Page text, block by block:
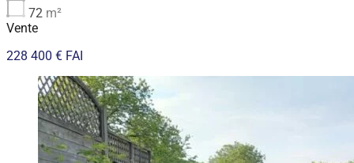
72 m²
Vente
228 400 € FAI